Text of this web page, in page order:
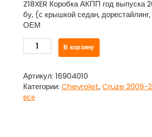
Z18XER Коробка АКПП год выпуска
бу, (с крышкой седан,
ОЕМ
Количество
товара
расширительный
с
крышкой
В корзину
Артикул: 16904010
Категории: Chevrolet,Cruze 2009-
все